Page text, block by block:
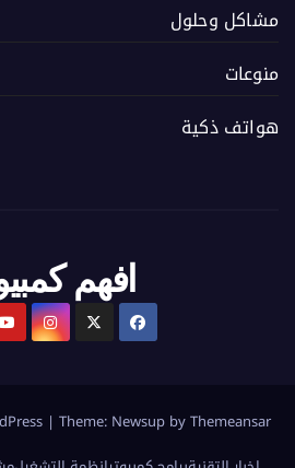
مشاكل وحلول
منوعات
هواتف ذكية
افهم
| Theme: Newsup byThemeansar